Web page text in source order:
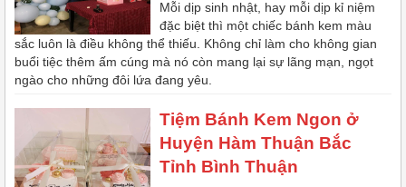
Mỗi dịp sinh nhật, hay mỗi dịp kỉ niệm
đặc biệt thì một chiếc bánh kem màu
sắc luôn là điều không thể thiếu. Không chỉ làm cho không gian
buổi tiệc thêm ấm cúng mà nó còn mang lại sự lãng mạn, ngọt
ngào cho những đôi lứa đang yêu.
Tiệm Bánh Kem Ngon ở
Huyện Hàm Thuận Bắc
Tỉnh Bình Thuận